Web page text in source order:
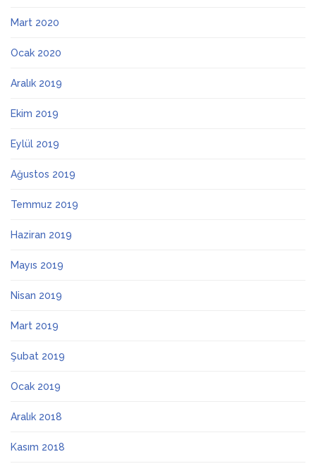
Mart 2020
Ocak 2020
Aralık 2019
Ekim 2019
Eylül 2019
Ağustos 2019
Temmuz 2019
Haziran 2019
Mayıs 2019
Nisan 2019
Mart 2019
Şubat 2019
Ocak 2019
Aralık 2018
Kasım 2018